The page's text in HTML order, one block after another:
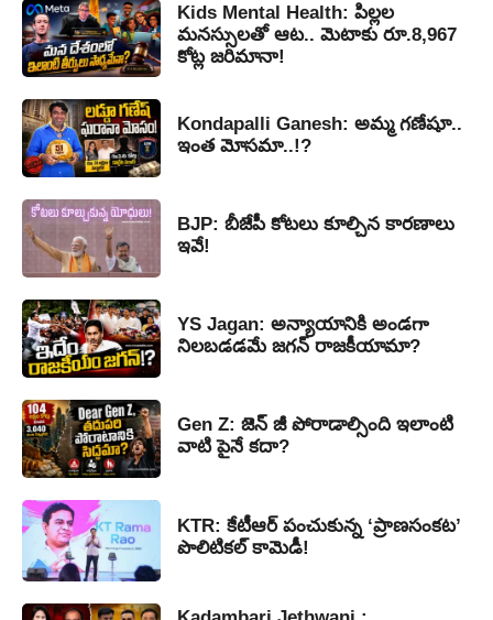
Kids Mental Health: పిల్లల
మనస్సులతో ఆట.. మెటాకు రూ.8,967
కోట్ల జరిమానా!
Kondapalli Ganesh: అమ్మ గణేషూ..
ఇంత మోసమా..!?
BJP: బీజేపీ కోటలు కూల్చిన కారణాలు
ఇవే!
YS Jagan: అన్యాయానికి అండగా
నిలబడడమే జగన్ రాజకీయామా?
Gen Z: జెన్ జీ పోరాడాల్సింది ఇలాంటి
వాటి పైనే కదా?
KTR: కేటీఆర్ పంచుకున్న ‘ప్రాణసంకట’
పొలిటికల్ కామెడీ!